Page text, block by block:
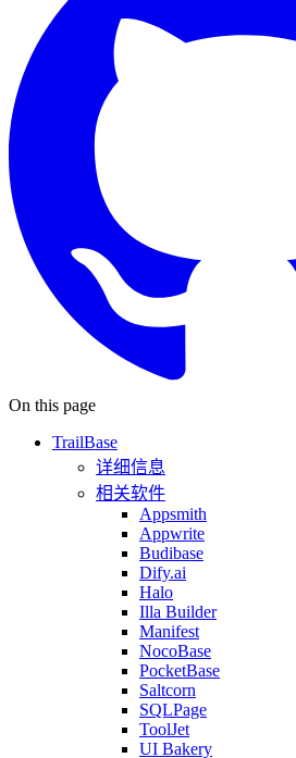
On this page
TrailBase
详细信息
相关软件
Appsmith
Appwrite
Budibase
Dify.ai
Halo
Illa Builder
Manifest
NocoBase
PocketBase
Saltcorn
SQLPage
ToolJet
UI Bakery